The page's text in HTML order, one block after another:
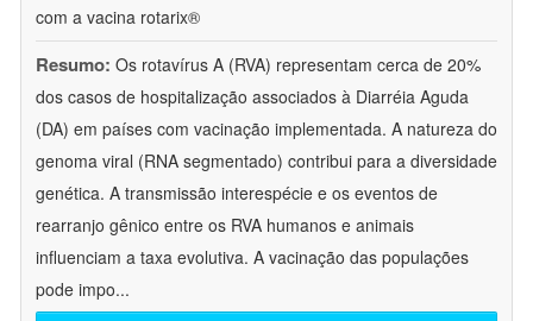
com a vacina rotarix®
Resumo: Os rotavírus A (RVA) representam cerca de 20%
dos casos de hospitalização associados à Diarréia Aguda
(DA) em países com vacinação implementada. A natureza do
genoma viral (RNA segmentado) contribui para a diversidade
genética. A transmissão interespécie e os eventos de
rearranjo gênico entre os RVA humanos e animais
influenciam a taxa evolutiva. A vacinação das populações
pode impo...